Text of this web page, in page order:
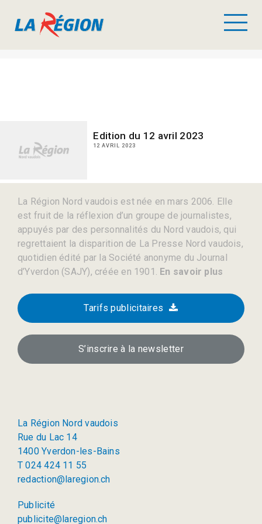
Edition du 12 avril 2023
12 AVRIL 2023
La Région Nord vaudois est née en mars 2006. Elle
est fruit de la réflexion d’un groupe de journalistes,
appuyés par des personnalités du Nord vaudois, qui
regrettaient la disparition de La Presse Nord vaudois,
quotidien édité par la Société anonyme du Journal
d’Yverdon (SAJY), créée en 1901. En savoir plus
Tarifs publicitaires
S’inscrire à la newsletter
La Région Nord vaudois
Rue du Lac 14
1400 Yverdon-les-Bains
T 024 424 11 55
redaction@laregion.ch
Publicité
publicite@laregion.ch